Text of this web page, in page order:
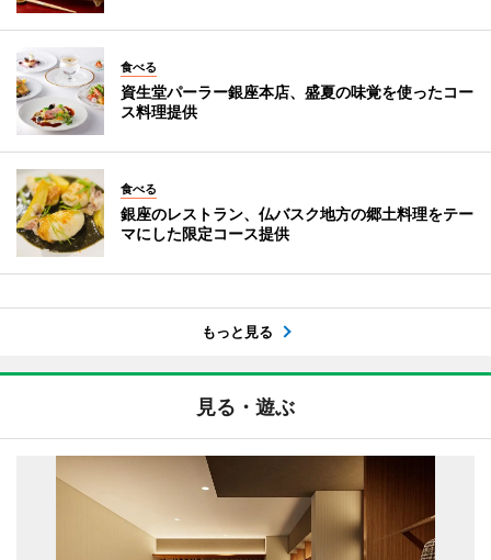
食べる
資生堂パーラー銀座本店、盛夏の味覚を使ったコー
ス料理提供
食べる
銀座のレストラン、仏バスク地方の郷土料理をテー
マにした限定コース提供
もっと見る
見る・遊ぶ